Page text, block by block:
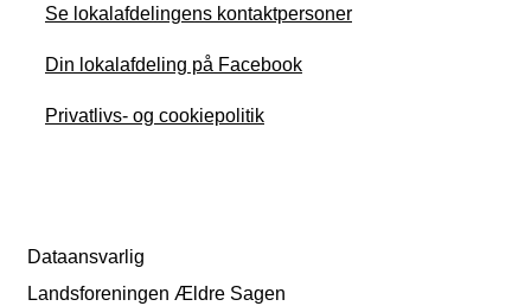
Se lokalafdelingens kontaktpersoner
Din lokalafdeling på Facebook
Privatlivs- og cookiepolitik
Dataansvarlig
Landsforeningen Ældre Sagen